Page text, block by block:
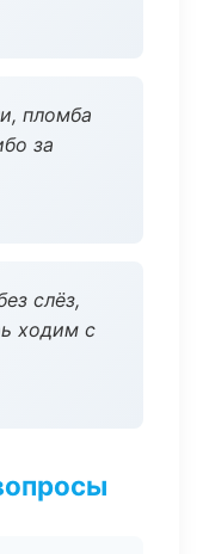
пломба
за
слёз,
ходим с